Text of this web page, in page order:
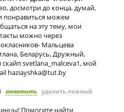
досмотри до конца, думай,
понравиться можем
на эту тему, мои
можно через
Мальцева
Беларусь, Дружный,
svetlana_malceva1, мой
haziayshka@tut.by
ответить удалить ложный
Помогите найти